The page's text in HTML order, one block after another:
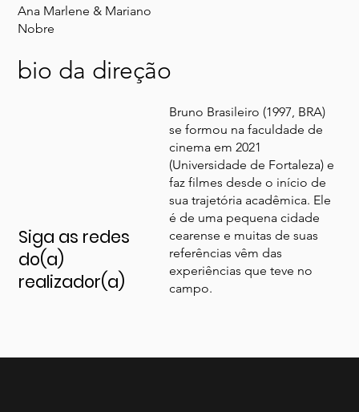
Ana Marlene & Mariano
Nobre
bio da direção
Bruno Brasileiro (1997, BRA)
se formou na faculdade de
cinema em 2021
(Universidade de Fortaleza) e
faz filmes desde o início de
sua trajetória acadêmica. Ele
é de uma pequena cidade
cearense e muitas de suas
referências vêm das
experiências que teve no
campo.
Siga as redes
do(a)
realizador(a)